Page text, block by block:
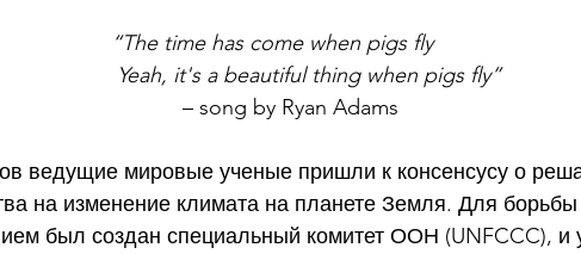
                    “The time has come when pigs fly
                     Yeah, it's a beautiful thing when pigs fly”
				– song by Ryan Adams
ведущие мировые ученые пришли к консенсусу о
на изменение климата на планете Земля. Для борьбы
был создан специальный комитет ООН (UNFCCC), и